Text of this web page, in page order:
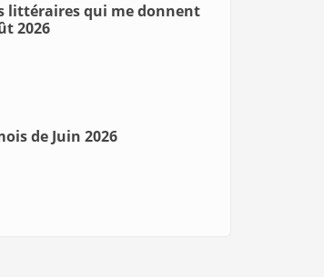
littéraires qui me donnent
2026
de Juin 2026